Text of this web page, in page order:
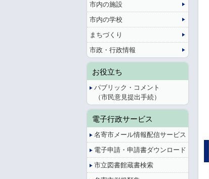
市内の施設
市内の学校
まちづくり
市政・行政情報
お役立ち
パブリック・コメント
（市民意見提出手続）
電子行政サービス
名寄市メール情報配信サービス
電子申請・申請書ダウンロード
市立図書館蔵書検索